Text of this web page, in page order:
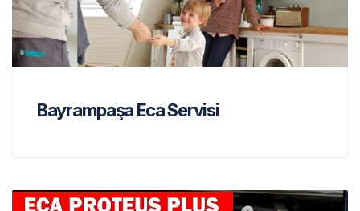
Bayrampaşa Eca Servisi